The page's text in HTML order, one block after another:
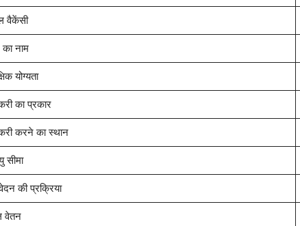
वैकेंसी
नाम
योग्यता
का प्रकार
करने का स्थान
सीमा
की प्रक्रिया
वेतन